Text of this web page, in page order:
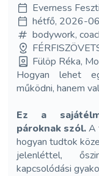
Everness
hétfő, 2026-
bodywork,
Fülöp Réka,
Hogyan lehet
működni, hanem
Ez a
pároknak szól.A
hogyan tudtok
jelenléttel,
kapcsolódási